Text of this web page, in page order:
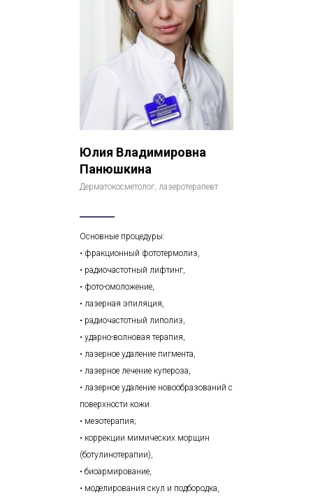
Юлия Владимировна
Панюшкина
Дерматокосметолог, лазеротерапевт
Основные процедуры:
• фракционный фототермолиз,
• радиочастотный лифтинг,
• фото-омоложение,
• лазерная эпиляция,
• радиочастотный липолиз,
• ударно-волновая терапия,
• лазерное удаление пигмента,
• лазерное лечение купероза,
• лазерное удаление новообразований с
поверхности кожи.
• мезотерапия;
• коррекции мимических морщин
(ботулинотерапии),
• биоармирование,
• моделирования скул и подбородка,